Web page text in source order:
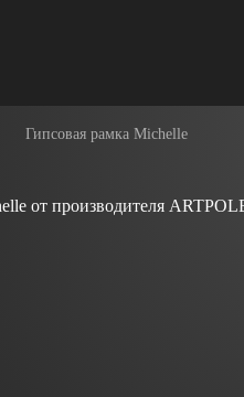
Гипсовая рамка Michelle